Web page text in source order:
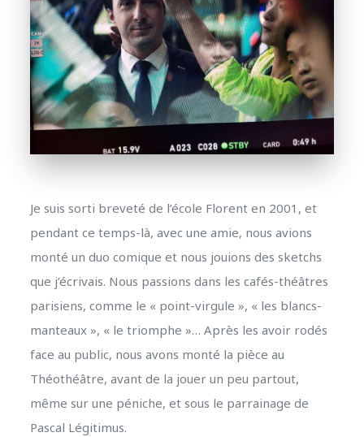
Je suis sorti breveté de l’école Florent en 2001, et
pendant ce temps-là, avec une amie, nous avions
monté un duo comique et nous jouions des sketchs
que j’écrivais. Nous passions dans les cafés-théâtres
parisiens, comme le « point-virgule », « les blancs-
manteaux », « le triomphe »… Après les avoir rodés
face au public, nous avons monté la pièce au
Théothéâtre, avant de la jouer un peu partout,
même sur une péniche, et sous le parrainage de
Pascal Légitimus.